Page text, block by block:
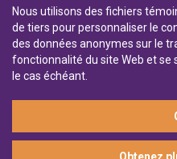
Politique de Confidentialité
Filiale en propriété exclusive de la
© 2026 Financement commercial
Nous utilisons des fichiers
de tiers pour personnaliser le
des données anonymes sur le
fonctionnalité du site Web et se
le cas échéant.